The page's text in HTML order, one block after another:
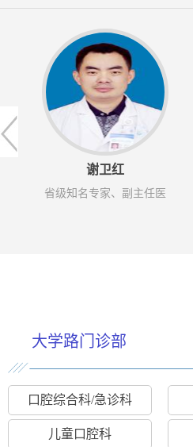
副主任医师、副教授、硕
大学路门诊部
口腔综合科/急诊科
儿童口腔科